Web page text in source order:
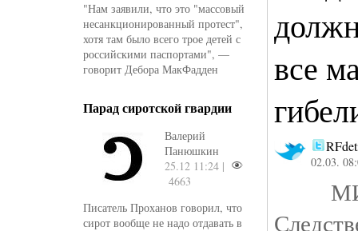
"Нам заявили, что это "массовый
несанкционированный протест",
хотя там было всего трое детей с
российскими паспортами", —
говорит Дебора МакФадден
Парад сиротской гвардии
Валерий
Панюшкин
25.12 11:24 |
4663
Писатель Проханов говорил, что
сирот вообще не надо отдавать в
все
02.03.
МИД,